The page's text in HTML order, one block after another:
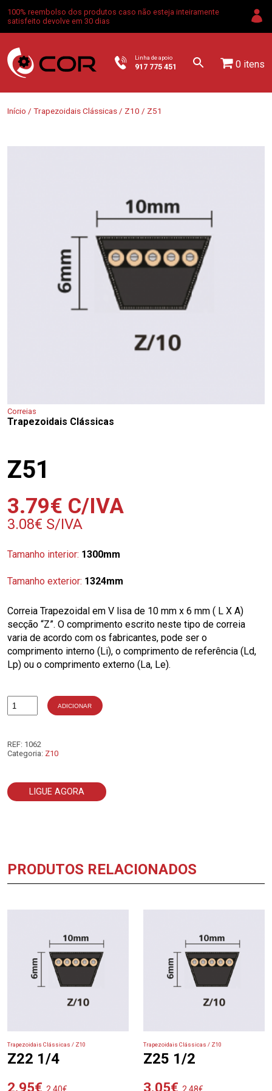
100% reembolso dos produtos caso não esteja inteiramente
satisfeito devolve em 30 dias
Linha de apoio
917 775 451 0 itens
Início / Trapezoidais Clássicas / Z10 / Z51
Correias
Trapezoidais Clássicas
Z51
3.79€ C/IVA
3.08€ S/IVA
Tamanho interior: 1300mm
Tamanho exterior: 1324mm
Correia Trapezoidal em V lisa de 10 mm x 6 mm ( L X A)
secção “Z”. O comprimento escrito neste tipo de correia
varia de acordo com os fabricantes, pode ser o
comprimento interno (Li), o comprimento de referência (Ld,
Lp) ou o comprimento externo (La, Le).
Quantidade
ADICIONAR
REF: 1062
Categoria: Z10
LIGUE AGORA
PRODUTOS RELACIONADOS
Trapezoidais Clássicas / Z10
Z22 1/4
2.95€
Trapezoidais Clássicas / Z10
Z25 1/2
3.05€